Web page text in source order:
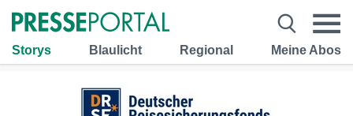
Storys Blaulicht Regional Meine Abos